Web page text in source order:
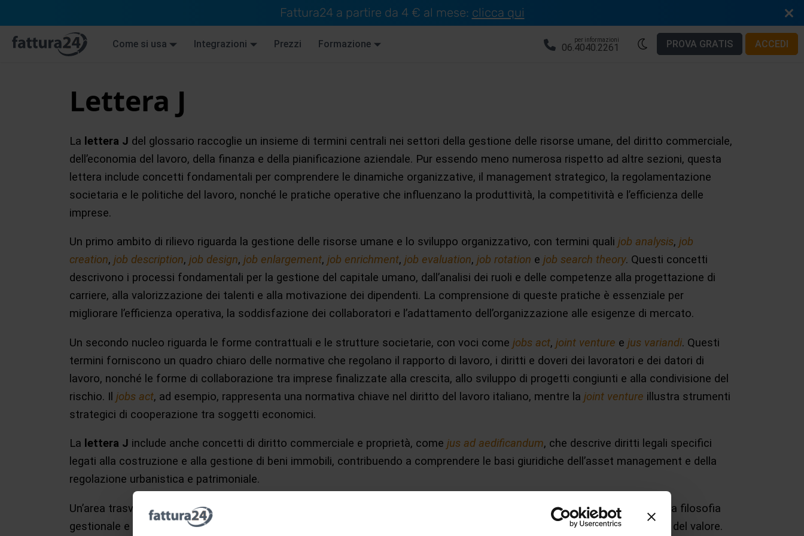
Fattura24 a partire da 4 € al mese: clicca qui
Come si usa Integrazioni Prezzi Formazione per informazioni
06.4040.2261 PROVA GRATIS ACCEDI
Lettera J
La lettera J del glossario raccoglie un insieme di termini centrali nei settori della gestione delle risorse umane, del diritto commerciale,
dell’economia del lavoro, della finanza e della pianificazione aziendale. Pur essendo meno numerosa rispetto ad altre sezioni, questa
lettera include concetti fondamentali per comprendere le dinamiche organizzative, il management strategico, la regolamentazione
societaria e le politiche del lavoro, nonché le pratiche operative che influenzano la produttività, la competitività e l’efficienza delle
imprese.
Un primo ambito di rilievo riguarda la gestione delle risorse umane e lo sviluppo organizzativo, con termini quali job analysis, job
creation, job description, job design, job enlargement, job enrichment, job evaluation, job rotation e job search theory. Questi concetti
descrivono i processi fondamentali per la gestione del capitale umano, dall’analisi dei ruoli e delle competenze alla progettazione di
carriere, alla valorizzazione dei talenti e alla motivazione dei dipendenti. La comprensione di queste pratiche è essenziale per
migliorare l’efficienza operativa, la soddisfazione dei collaboratori e l’adattamento dell’organizzazione alle esigenze di mercato.
Un secondo nucleo riguarda le forme contrattuali e le strutture societarie, con voci come jobs act, joint venture e jus variandi. Questi
termini forniscono un quadro chiaro delle normative che regolano il rapporto di lavoro, i diritti e doveri dei lavoratori e dei datori di
lavoro, nonché le forme di collaborazione tra imprese finalizzate alla crescita, allo sviluppo di progetti congiunti e alla condivisione del
rischio. Il jobs act, ad esempio, rappresenta una normativa chiave nel diritto del lavoro italiano, mentre la joint venture illustra strumenti
strategici di cooperazione tra soggetti economici.
La lettera J include anche concetti di diritto commerciale e proprietà, come jus ad aedificandum, che descrive diritti legali specifici
legati alla costruzione e alla gestione di beni immobili, contribuendo a comprendere le basi giuridiche dell’asset management e della
regolazione urbanistica e patrimoniale.
Un’area trasversale riguarda le pratiche operative e logistiche, con voci come
. Questo concetto rappresenta una filosofia
gestionale e produttiva volta a ottimizzare i flussi, ridurre gli sprechi e migliorare l’efficienza operativa lungo l’intera catena del valore.